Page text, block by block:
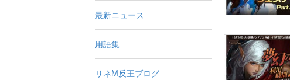
最新ニュース
用語集
リネM反王ブログ